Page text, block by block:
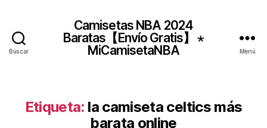
Buscar
Camisetas NBA 2024
Baratas【Envío Gratis】 ⋆
MiCamisetaNBA
Menú
Etiqueta: la camiseta celtics más
barata online